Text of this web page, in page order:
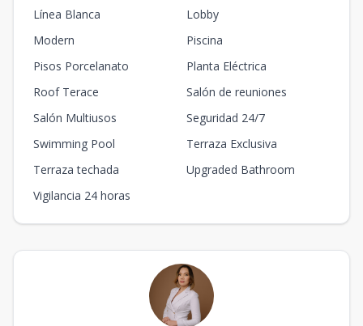
Línea Blanca
Lobby
Modern
Piscina
Pisos Porcelanato
Planta Eléctrica
Roof Terace
Salón de reuniones
Salón Multiusos
Seguridad 24/7
Swimming Pool
Terraza Exclusiva
Terraza techada
Upgraded Bathroom
Vigilancia 24 horas